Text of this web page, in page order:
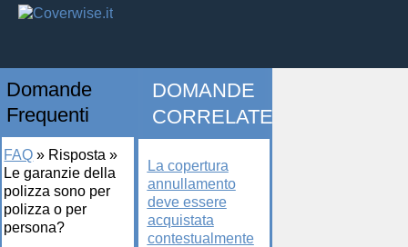
Domande
Frequenti
FAQ » Risposta »
Le garanzie della
polizza sono per
polizza o per
persona?
DOMANDE
CORRELATE
La copertura
annullamento
deve essere
acquistata
contestualmente